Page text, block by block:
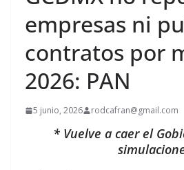
empresas ni
contratos por
2026: PAN
5 junio, 2026 rodcafran@gmail.com
* Vuelve a caer el